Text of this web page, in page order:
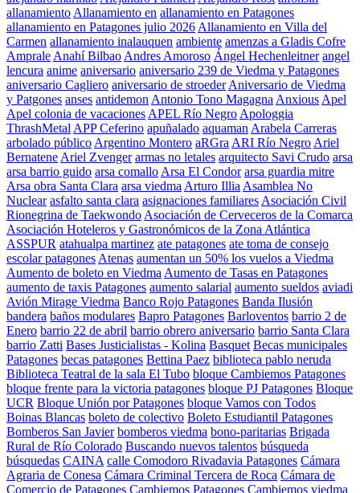
allanamiento Allanamiento en allanamiento en Patagones
allanamiento en Patagones julio 2026 Allanamiento en Villa del
Carmen allanamiento inalauquen ambiente amenzas a Gladis Cofre
Amprale Anahí Bilbao Andres Amoroso Ángel Hechenleitner angel
lencura anime aniversario aniversario 239 de Viedma y Patagones
aniversario Cagliero aniversario de stroeder Aniversario de Viedma
y Patgones anses antidemon Antonio Tono Magagna Anxious Apel
Apel colonia de vacaciones APEL Río Negro Apologgia
ThrashMetal APP Ceferino apuñalado aquaman Arabela Carreras
arbolado público Argentino Montero aRGra ARI Río Negro Ariel
Bernatene Ariel Zvenger armas no letales arquitecto Savi Crudo arsa
arsa barrio guido arsa comallo Arsa El Condor arsa guardia mitre
Arsa obra Santa Clara arsa viedma Arturo Illia Asamblea No
Nuclear asfalto santa clara asignaciones familiares Asociación Civil
Rionegrina de Taekwondo Asociación de Cerveceros de la Comarca
Asociación Hoteleros y Gastronómicos de la Zona Atlántica
ASSPUR atahualpa martinez ate patagones ate toma de consejo
escolar patagones Atenas aumentan un 50% los vuelos a Viedma
Aumento de boleto en Viedma Aumento de Tasas en Patagones
aumento de taxis Patagones aumento salarial aumento sueldos aviadi
Avión Mirage Viedma Banco Rojo Patagones Banda Ilusión
bandera baños modulares Bapro Patagones Barloventos barrio 2 de
Enero barrio 22 de abril barrio obrero aniversario barrio Santa Clara
barrio Zatti Bases Justicialistas - Kolina Basquet Becas municipales
Patagones becas patagones Bettina Paez biblioteca pablo neruda
Biblioteca Teatral de la sala El Tubo bloque Cambiemos Patagones
bloque frente para la victoria patagones bloque PJ Patagones Bloque
UCR Bloque Unión por Patagones bloque Vamos con Todos
Boinas Blancas boleto de colectivo Boleto Estudiantil Patagones
Bomberos San Javier bomberos viedma bono-paritarias Brigada
Rural de Río Colorado Buscando nuevos talentos búsqueda
búsquedas CAINA calle Comodoro Rivadavia Patagones Cámara
Agraria de Conesa Cámara Criminal Tercera de Roca Cámara de
Comercio de Patagones Cambiemos Patagones Cambiemos viedma